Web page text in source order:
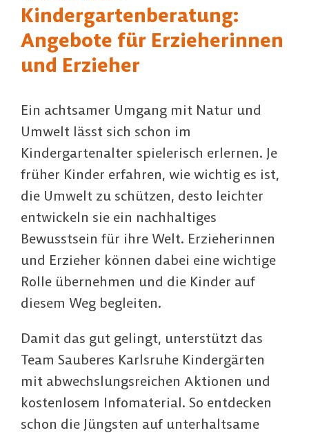
Kindergartenberatung:
Angebote für Erzieherinnen
und Erzieher
Ein achtsamer Umgang mit Natur und
Umwelt lässt sich schon im
Kindergartenalter spielerisch erlernen. Je
früher Kinder erfahren, wie wichtig es ist,
die Umwelt zu schützen, desto leichter
entwickeln sie ein nachhaltiges
Bewusstsein für ihre Welt. Erzieherinnen
und Erzieher können dabei eine wichtige
Rolle übernehmen und die Kinder auf
diesem Weg begleiten.
Damit das gut gelingt, unterstützt das
Team Sauberes Karlsruhe Kindergärten
mit abwechslungsreichen Aktionen und
kostenlosem Infomaterial. So entdecken
schon die Jüngsten auf unterhaltsame